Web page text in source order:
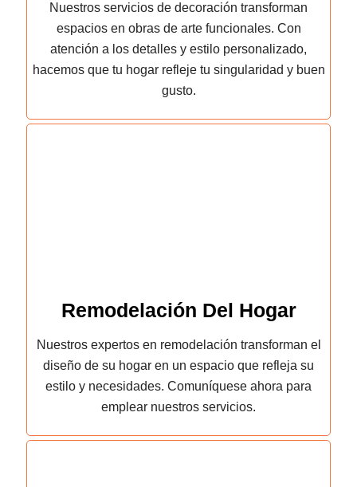
Nuestros servicios de decoración transforman
espacios en obras de arte funcionales. Con
atención a los detalles y estilo personalizado,
hacemos que tu hogar refleje tu singularidad y buen
gusto.
Remodelación Del Hogar
Nuestros expertos en remodelación transforman el
diseño de su hogar en un espacio que refleja su
estilo y necesidades. Comuníquese ahora para
emplear nuestros servicios.